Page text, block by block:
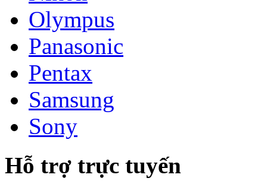
Olympus
Panasonic
Pentax
Samsung
Sony
Hỗ trợ trực tuyến